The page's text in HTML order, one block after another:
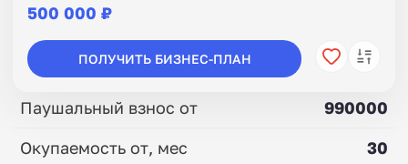
500 000 ₽
ПОЛУЧИТЬ БИЗНЕС-ПЛАН
Паушальный взнос от
990000
Окупаемость от, мес
30